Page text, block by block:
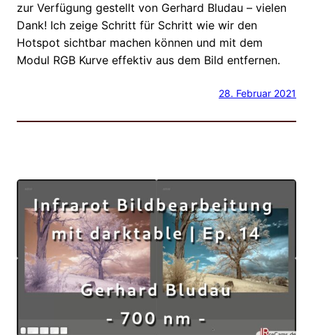
zur Verfügung gestellt von Gerhard Bludau – vielen
Dank! Ich zeige Schritt für Schritt wie wir den
Hotspot sichtbar machen können und mit dem
Modul RGB Kurve effektiv aus dem Bild entfernen.
28. Februar 2021